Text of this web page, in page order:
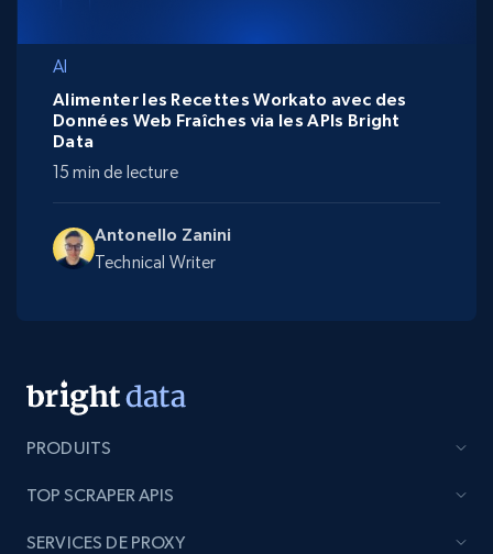
AI
Antonello Zanini
Technical Writer
Alimenter les Recettes Workato avec des
Données Web Fraîches via les APIs Bright
Data
15 min de lecture
PRODUITS
TOP SCRAPER APIS
SERVICES DE PROXY